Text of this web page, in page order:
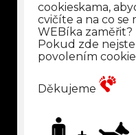
cookieskama,
cvičíte a na co se
WEBíka zaměřit?
Pokud zde
povolením
Děkujeme